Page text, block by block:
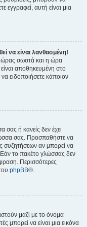
εγγραφεί, αυτή είναι μια
να είναι λανθασμένη!
ώρας σωστά και η ώρα
αποθηκευμένη στο
ειδοποιήσετε κάποιον
σας ή κανείς δεν έχει
σας. Προσπαθήστε να
συζητήσεων αν μπορεί να
Εάν το πακέτο γλώσσας δεν
Περισσότερες
phpBB®.
μαζί με το όνομα
μπορεί να είναι μια εικόνα